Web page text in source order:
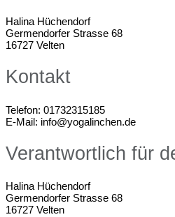
Halina Hüchendorf
Germendorfer Strasse 68
16727 Velten
Kontakt
Telefon: 01732315185
E-Mail: info@yogalinchen.de
Verantwortlich für
Halina Hüchendorf
Germendorfer Strasse 68
16727 Velten